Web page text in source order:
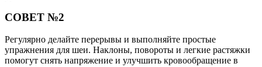
СОВЕТ №2
Регулярно делайте перерывы и выполняйте простые
упражнения для шеи. Наклоны, повороты и легкие растяжки
помогут снять напряжение и улучшить кровообращение в